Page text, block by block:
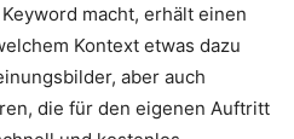
macht, erhält einen
Kontext etwas dazu
aber auch
die für den eigenen Auftritt